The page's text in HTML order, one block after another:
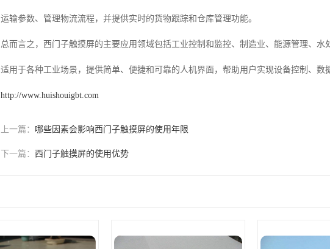
运输参数、管理物流流程，并提供实时的货物跟踪和仓库管理功能。
总而言之，西门子触摸屏的主要应用领域包括工业控制和监控、制造业、能源管理、
适用于各种工业场景，提供简单、便捷和可靠的人机界面，帮助用户实现设备控制、数
http://www.huishouigbt.com
上一篇： 哪些因素会影响西门子触摸屏的使用年限
下一篇： 西门子触摸屏的使用优势